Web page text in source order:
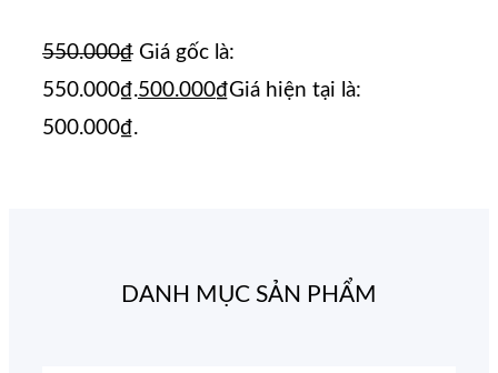
550.000₫ Giá gốc là:
550.000₫.500.000₫Giá hiện tại là:
500.000₫.
DANH MỤC SẢN PHẨM